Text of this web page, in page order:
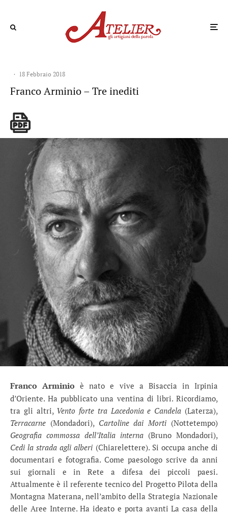
· 18 Febbraio 2018
Franco Arminio – Tre inediti
Franco Arminio è nato e vive a Bisaccia in Irpinia
d’Oriente. Ha pubblicato una ventina di libri. Ricordiamo,
tra gli altri, Vento forte tra Lacedonia e Candela (Laterza),
Terracarne (Mondadori), Cartoline dai Morti (Nottetempo)
Geografia commossa dell’Italia interna (Bruno Mondadori),
Cedi la strada agli alberi (Chiarelettere). Si occupa anche di
documentari e fotografia. Come paesologo scrive da anni
sui giornali e in Rete a difesa dei piccoli paesi.
Attualmente è il referente tecnico del Progetto Pilota della
Montagna Materana, nell’ambito della Strategia Nazionale
delle Aree Interne. Ha ideato e porta avanti La casa della